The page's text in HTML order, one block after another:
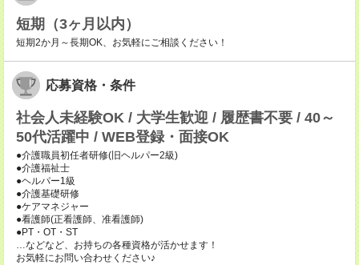
短期（3ヶ月以内）
短期2か月～長期OK、お気軽にご相談ください！
応募資格・条件
社会人未経験OK / 大学生歓迎 / 履歴書不要 / 40～
50代活躍中 / WEB登録・面接OK
●介護職員初任者研修(旧ヘルパー2級)
●介護福祉士
●ヘルパー1級
●介護基礎研修
●ケアマネジャー
●看護師(正看護師、准看護師)
●PT・OT・ST
…などなど、お持ちの各種資格が活かせます！
お気軽にお問い合わせください♪